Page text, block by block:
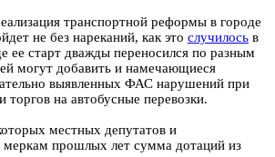
транспортной реформы в городе
не без нареканий, как это случилось в
ее старт дважды переносился по разным
могут добавить и намечающиеся
выявленных ФАС нарушений при
торгов на автобусные перевозки.
местных депутатов и
меркам прошлых лет сумма дотаций из